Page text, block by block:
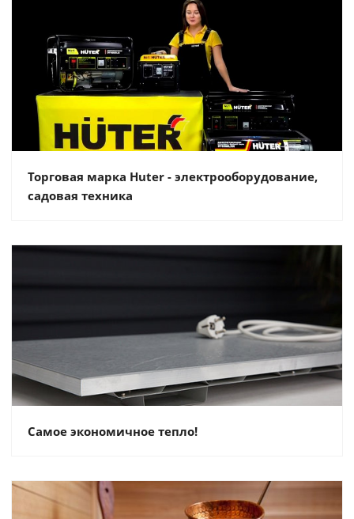
Торговая марка Huter - электрооборудование,
садовая техника
Самое экономичное тепло!